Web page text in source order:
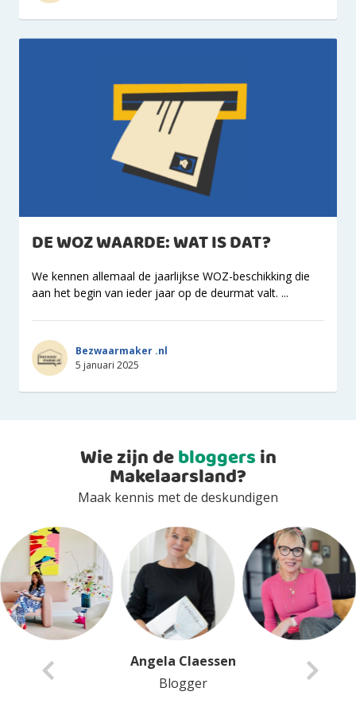
DE WOZ WAARDE: WAT IS DAT?
We kennen allemaal de jaarlijkse WOZ-beschikking die
aan het begin van ieder jaar op de deurmat valt. ...
Bezwaarmaker .nl
5 januari 2025
Wie zijn debloggersin
Makelaarsland?
Maak kennis met de deskundigen
Angela Claessen
Blogger